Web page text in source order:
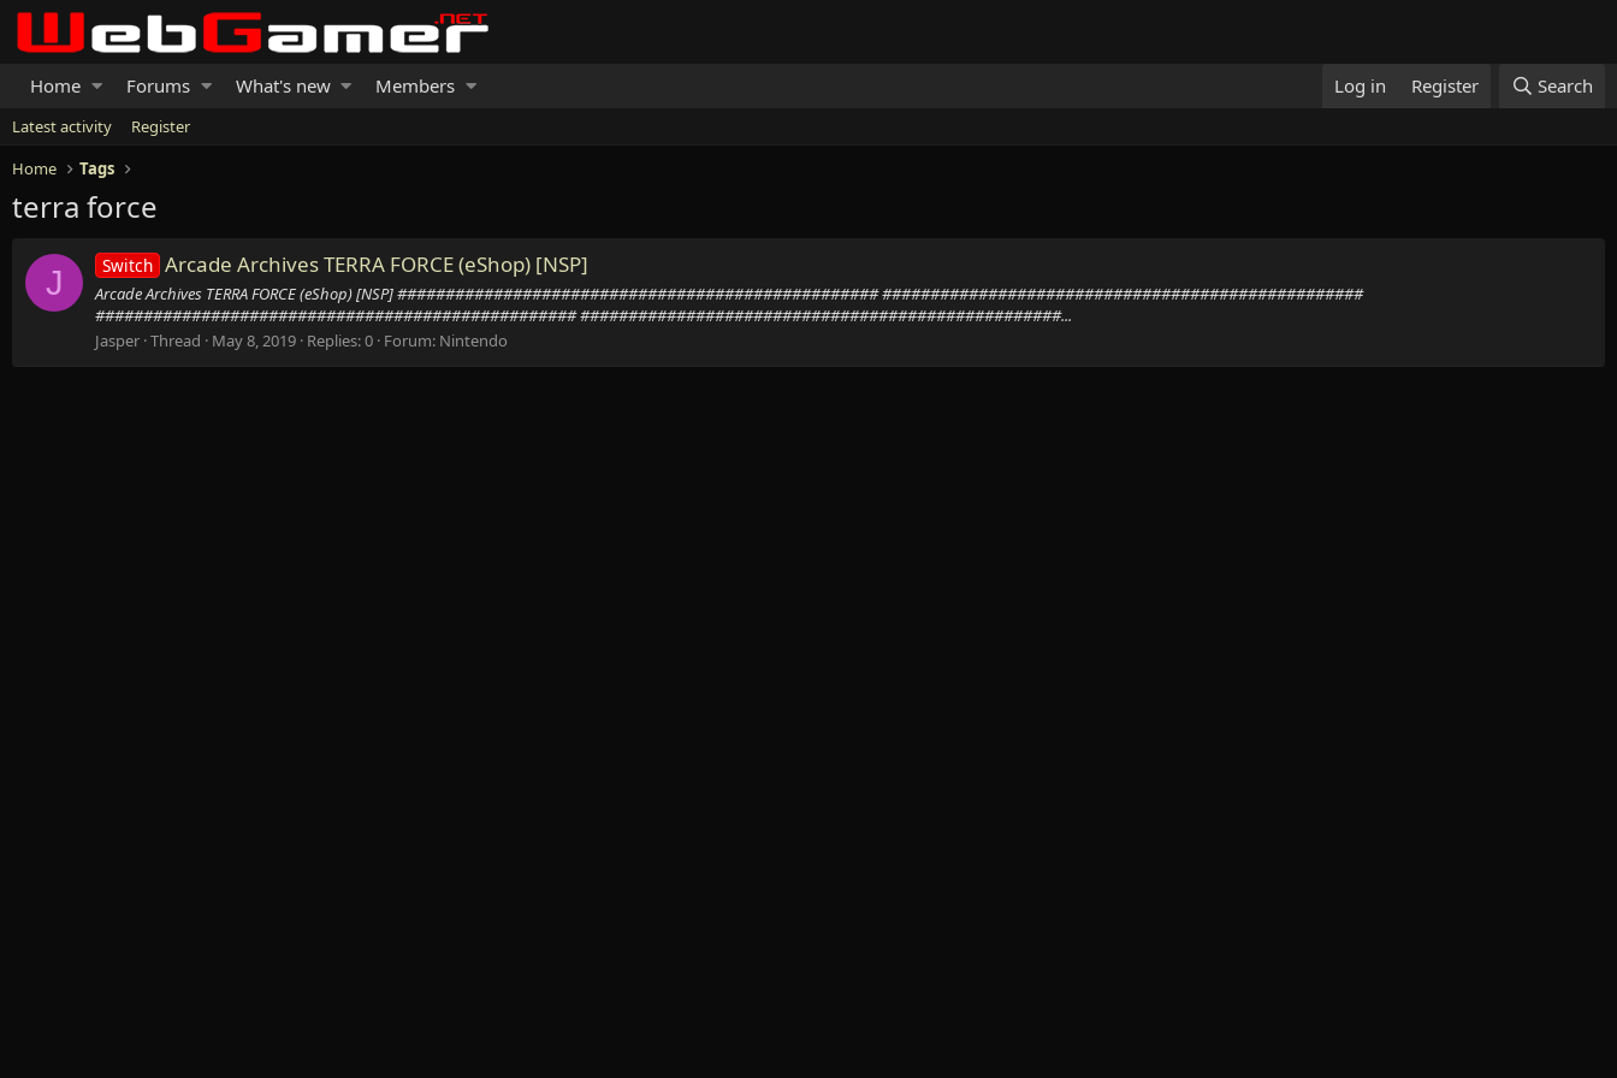
Home Forums What's new Members Log in Register Search
Latest activity
Register
Home
Tags
terra force
J Switch Arcade Archives TERRA FORCE (eShop) [NSP]
Arcade Archives TERRA FORCE (eShop) [NSP] ################################################## ##################################################
################################################## ##################################################...
Jasper Thread May 8, 2019 Replies: 0 Forum: Nintendo